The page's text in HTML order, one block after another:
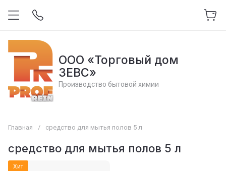
ООО «Торговый дом
ЗЕВС»
Производство бытовой химии
Главная / средство для мытья полов 5 л
средство для мытья полов 5 л
Хит